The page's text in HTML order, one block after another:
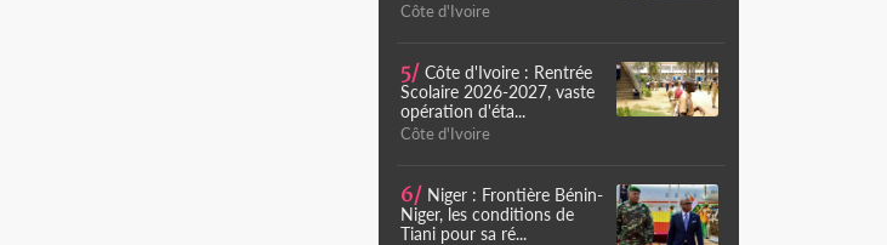
Côte d'Ivoire
5/ Côte d'Ivoire : Rentrée
Scolaire 2026-2027, vaste
opération d'éta...
Côte d'Ivoire
6/ Niger : Frontière Bénin-
Niger, les conditions de
Tiani pour sa ré...